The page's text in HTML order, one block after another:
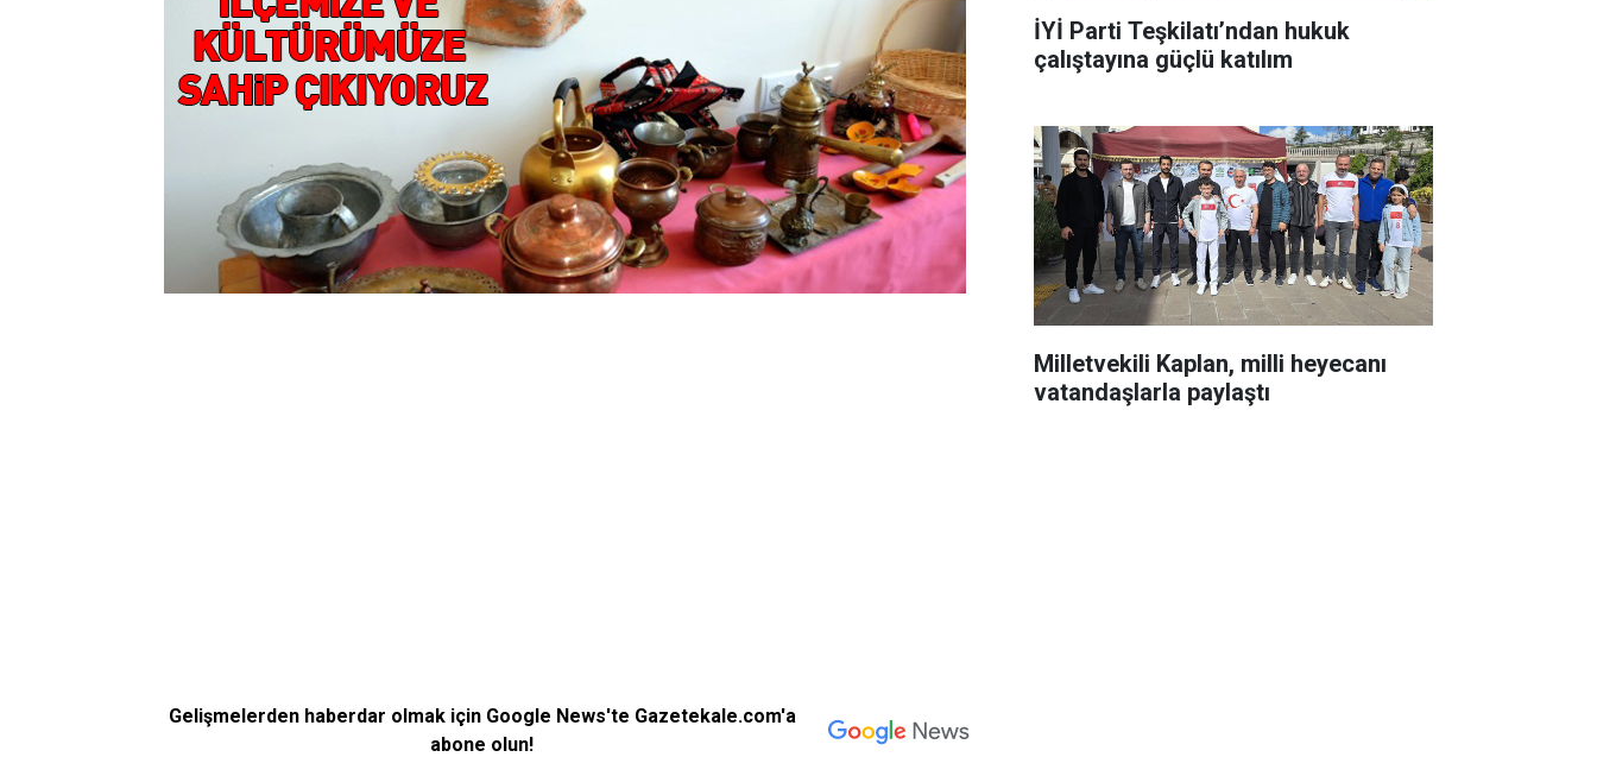
Gelişmelerden haberdar olmak için Google News'te Gazetekale.com'a
abone olun!
İYİ Parti Teşkilatı’ndan hukuk
çalıştayına güçlü katılım
Milletvekili Kaplan, milli heyecanı
vatandaşlarla paylaştı